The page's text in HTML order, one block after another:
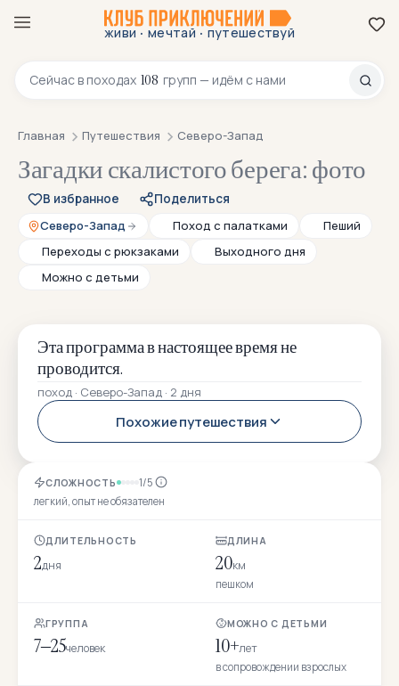
живи · мечтай · путешествуй
Сейчас в походах 108 групп — идём с нами
8 800 200-70-23
Главная Путешествия Северо-Запад
Загадки скалистого берега: фото
В избранное
Поделиться
Северо-Запад
Поход с палатками
Пеший
Переходы с рюкзаками
Выходного дня
Можно с детьми
СЛОЖНОСТЬ 1/5
легкий, опыт не обязателен
ДЛИТЕЛЬНОСТЬ
2дня
ДЛИНА
20км
пешком
ГРУППА
7–25человек
МОЖНО С ДЕТЬМИ
10+лет
в сопровождении взрослых
Эта программа в настоящее время не
проводится.
поход · Северо-Запад · 2 дня
Похожие путешествия